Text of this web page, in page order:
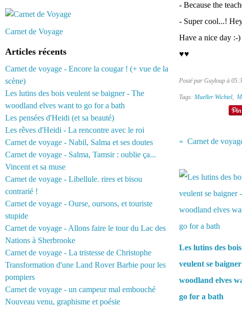
Carnet de Voyage
Articles récents
Carnet de voyage - Encore la cougar ! (+ vue de la
scène)
Les lutins des bois veulent se baigner - The
woodland elves want to go for a bath
Les pensées d'Heidi (et sa beauté)
Les rêves d'Heidi - La rencontre avec le roi
Carnet de voyage - Nabil, Salma et ses doutes
Carnet de voyage - Salma, Tamsir : oublie ça...
Vincent et sa muse
Carnet de voyage - Libellule. rires et bisou
contrarié !
Carnet de voyage - Ourse, oursons, et touriste
stupide
Carnet de voyage - Allons faire le tour du Lac des
Nations à Sherbrooke
Carnet de voyage - La tristesse de Christophe
Transformation d'une Land Rover Barbie pour les
pompiers
Carnet de voyage - un campeur mal embouché
Nouveau venu, graphisme et poésie
- Because the
- Super cool...!
Have a nice day :-)
♥♥
Posté par Guyloup à
Tags: Mueller Wichtel,
Les lutins des bois
veulent se
woodland elves
go for a bath